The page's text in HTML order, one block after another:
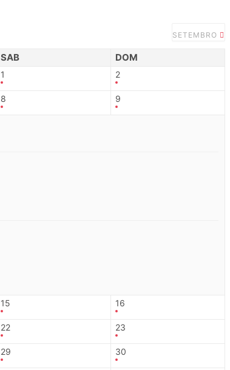
SETEMBRO
SAB DOM
1 2
8 9
15 16
22 23
29 30